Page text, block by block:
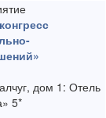
дом 1: Отель
5*